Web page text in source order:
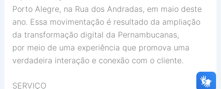
Porto Alegre, na Rua dos Andradas, em maio deste
ano. Essa movimentação é resultado da ampliação
da transformação digital da Pernambucanas,
por meio de uma experiência que promova uma
verdadeira interação e conexão com o cliente.
SERVIÇO